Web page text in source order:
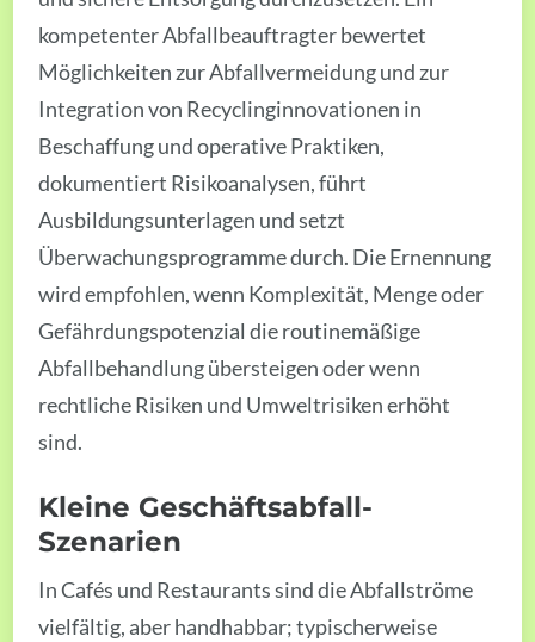
kompetenter Abfallbeauftragter bewertet
Möglichkeiten zur Abfallvermeidung und zur
Integration von Recyclinginnovationen in
Beschaffung und operative Praktiken,
dokumentiert Risikoanalysen, führt
Ausbildungsunterlagen und setzt
Überwachungsprogramme durch. Die Ernennung
wird empfohlen, wenn Komplexität, Menge oder
Gefährdungspotenzial die routinemäßige
Abfallbehandlung übersteigen oder wenn
rechtliche Risiken und Umweltrisiken erhöht
sind.
Kleine Geschäftsabfall-
Szenarien
In Cafés und Restaurants sind die Abfallströme
vielfältig, aber handhabbar; typischerweise